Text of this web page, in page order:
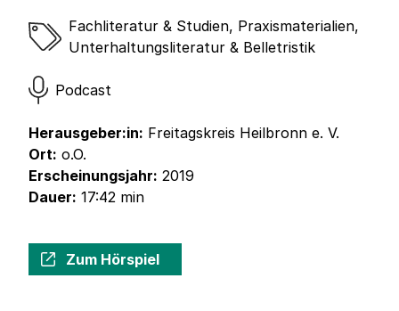
Fachliteratur & Studien, Praxismaterialien,
Unterhaltungsliteratur & Belletristik
Podcast
Herausgeber:in: Freitagskreis Heilbronn e. V.
Ort: o.O.
Erscheinungsjahr: 2019
Dauer: 17:42 min
Zum Hörspiel